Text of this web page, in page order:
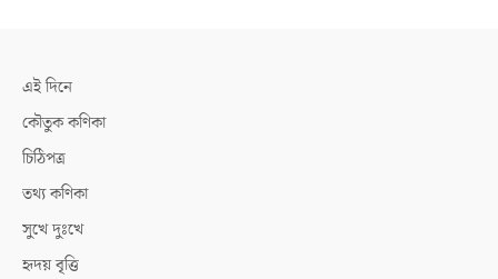
এই দিনে
কৌতুক কণিকা
চিঠিপত্র
তথ্য কণিকা
সুখে দুঃখে
হৃদয় বৃত্তি